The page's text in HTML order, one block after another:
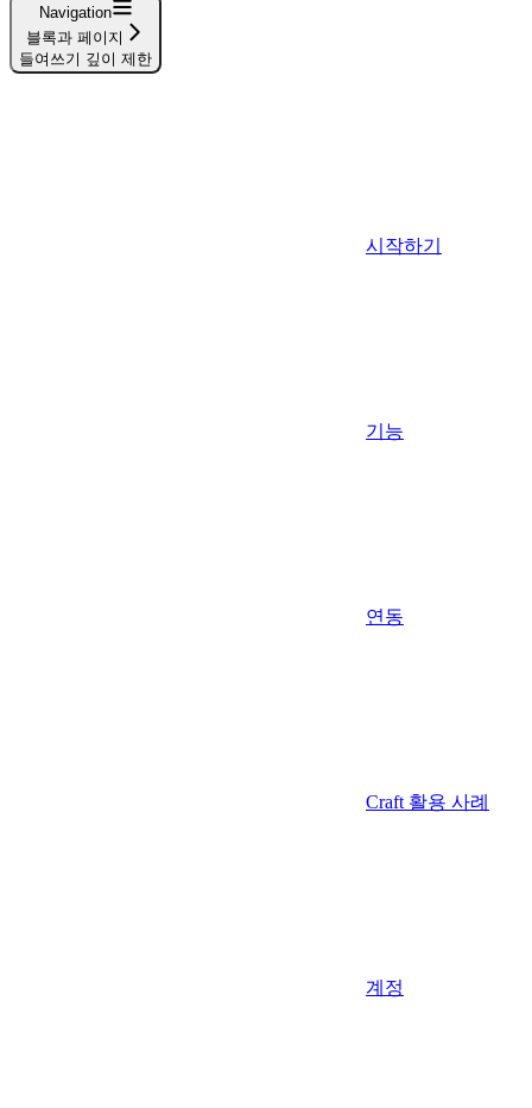
Navigation
블록과 페이지
들여쓰기 깊이 제한
시작하기
기능
연동
Craft 활용 사례
계정